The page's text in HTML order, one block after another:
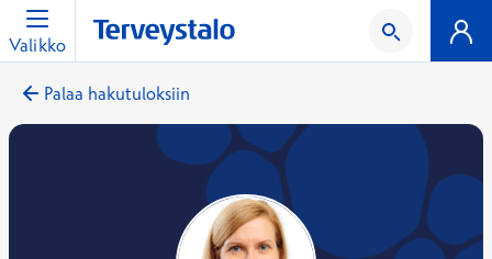
Valikko
Palaa hakutuloksiin